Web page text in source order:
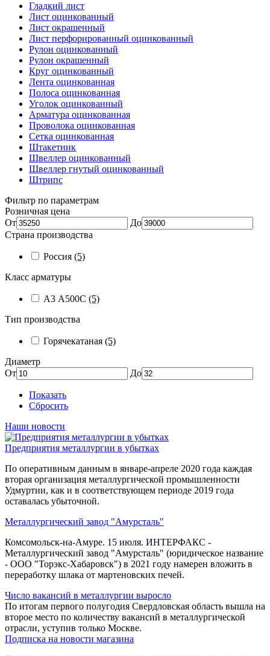
Гладкий лист
Лист оцинкованный
Лист окрашенный
Лист перфорированный оцинкованный
Рулон оцинкованный
Рулон окрашенный
Круг оцинкованный
Лента оцинкованная
Полоса оцинкованная
Уголок оцинкованный
Арматура оцинкованная
Проволока оцинкованная
Сетка оцинкованная
Штакетник
Швеллер оцинкованный
Швеллер гнутый оцинкованный
Штрипс
Фильтр по параметрам
Розничная цена
От
До
Страна производства
Россия (5)
Класс арматуры
А3 А500С (5)
Тип производства
Горячекатаная (5)
Диаметр
От
До
Показать
Сбросить
Наши новости
Предприятия металлургии в убытках
По оперативным данным в январе-апреле 2020 года каждая
вторая организация металлургической промышленности
Удмуртии, как и в соответствующем периоде 2019 года
оставалась убыточной.
Металлургический завод "Амурсталь"
Комсомольск-на-Амуре. 15 июля. ИНТЕРФАКС -
Металлургический завод "Амурсталь" (юридическое название
- ООО "Торэкс-Хабаровск") в 2021 году намерен вложить в
переработку шлака от мартеновских печей.
Число вакансий в металлургии выросло
По итогам первого полугодия Свердловская область вышла на
второе место по количеству вакансий в металлургической
отрасли, уступив только Москве.
Подписка на новости магазина